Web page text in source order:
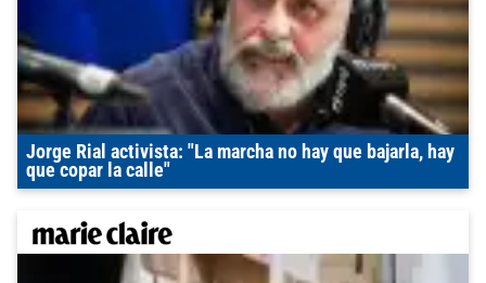
Jorge Rial activista: "La marcha no hay que bajarla, hay
que copar la calle"